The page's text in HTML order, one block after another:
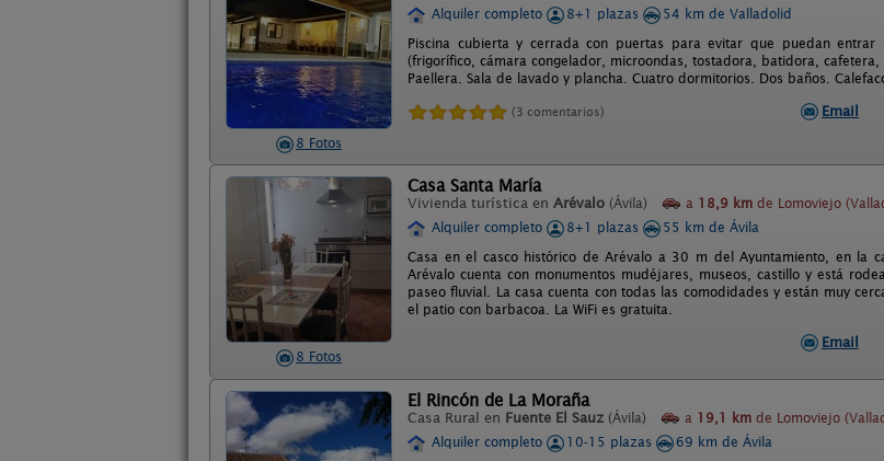
8 Fotos
Alquiler completo
8+1 plazas
54 km de Valladolid
Piscina cubierta y cerrada con puertas para evitar que puedan entrar
(frigorífico, cámara congelador, microondas, tostadora, batidora,
Paellera. Sala de lavado y plancha. Cuatro dormitorios. Dos baños.
(3 comentarios) Email
8 Fotos
Casa Santa María
Vivienda turística en Arévalo (Ávila) a 18,9 km de Lomoviejo
Alquiler completo
8+1 plazas
55 km de Ávila
Casa en el casco histórico de Arévalo a 30 m del Ayuntamiento, en la
Arévalo cuenta con monumentos mudéjares, museos, castillo y está
paseo fluvial. La casa cuenta con todas las comodidades y están muy
el patio con barbacoa. La WiFi es gratuita.
Email
El Rincón de La Moraña
Casa Rural en Fuente El Sauz (Ávila) a 19,1 km de Lomoviejo
Alquiler completo
10-15 plazas
69 km de Ávila